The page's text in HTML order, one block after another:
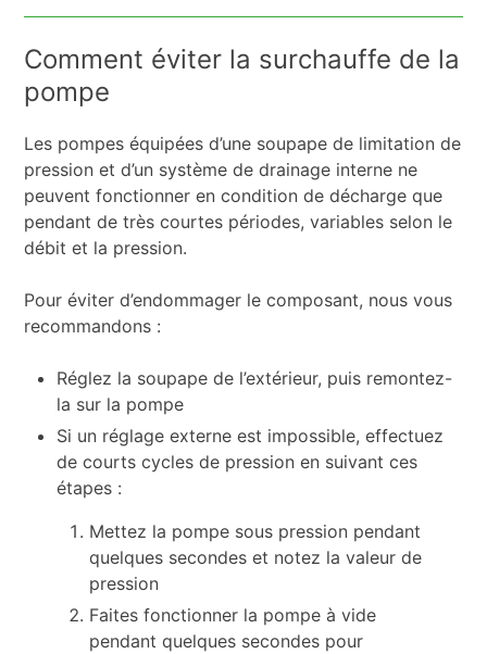
Comment éviter la surchauffe de la
pompe
Les pompes équipées d’une soupape de limitation de
pression et d’un système de drainage interne ne
peuvent fonctionner en condition de décharge que
pendant de très courtes périodes, variables selon le
débit et la pression.
Pour éviter d’endommager le composant, nous vous
recommandons :
Réglez la soupape de l’extérieur, puis remontez-
la sur la pompe
Si un réglage externe est impossible, effectuez
de courts cycles de pression en suivant ces
étapes :
Mettez la pompe sous pression pendant
quelques secondes et notez la valeur de
pression
Faites fonctionner la pompe à vide
pendant quelques secondes pour